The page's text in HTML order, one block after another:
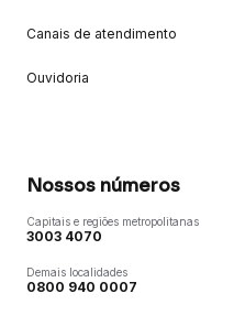
Canais de atendimento
Ouvidoria
Nossos números
Capitais e regiões metropolitanas
3003 4070
Demais localidades
0800 940 0007